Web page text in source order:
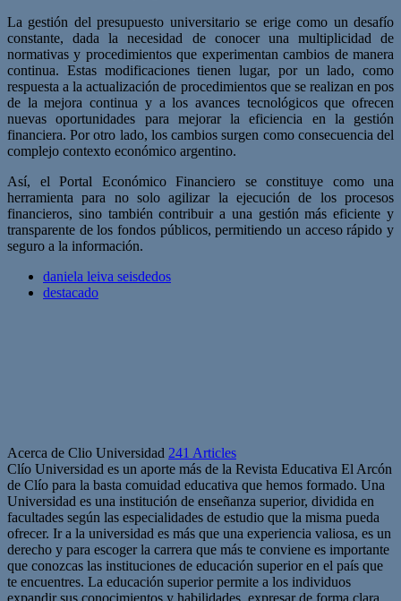
La gestión del presupuesto universitario se erige como un desafío
constante, dada la necesidad de conocer una multiplicidad de
normativas y procedimientos que experimentan cambios de manera
continua. Estas modificaciones tienen lugar, por un lado, como
respuesta a la actualización de procedimientos que se realizan en pos
de la mejora continua y a los avances tecnológicos que ofrecen
nuevas oportunidades para mejorar la eficiencia en la gestión
financiera. Por otro lado, los cambios surgen como consecuencia del
complejo contexto económico argentino.
Así, el Portal Económico Financiero se constituye como una
herramienta para no solo agilizar la ejecución de los procesos
financieros, sino también contribuir a una gestión más eficiente y
transparente de los fondos públicos, permitiendo un acceso rápido y
seguro a la información.
daniela leiva seisdedos
destacado
Acerca de Clio Universidad 241 Articles
Clío Universidad es un aporte más de la Revista Educativa El Arcón
de Clío para la basta comuidad educativa que hemos formado. Una
Universidad es una institución de enseñanza superior, dividida en
facultades según las especialidades de estudio que la misma pueda
ofrecer. Ir a la universidad es más que una experiencia valiosa, es un
derecho y para escoger la carrera que más te conviene es importante
que conozcas las instituciones de educación superior en el país que
te encuentres. La educación superior permite a los individuos
expandir sus conocimientos y habilidades, expresar de forma clara